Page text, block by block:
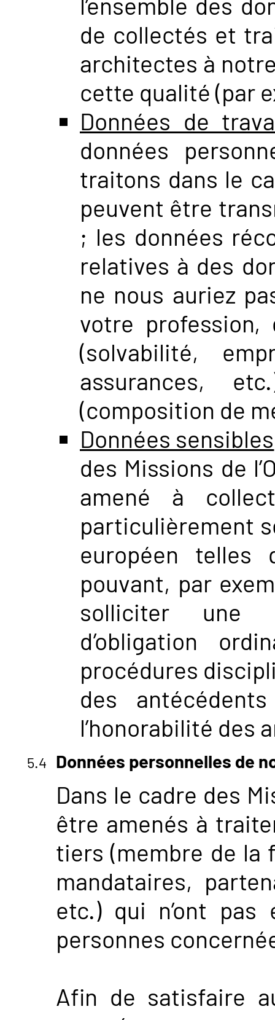
de collectés et
architectes à
cette qualité (par
Données de
données
traitons dans le
peuvent être
; les données
relatives à des
ne nous auriez
votre profession,
(solvabilité,
assurances,
(composition de
Données sensibles
des Missions de
amené à
particulièrement
européen telles
pouvant, par
solliciter une
d’obligation
procédures
des
l’honorabilité des
Données personnelles de
Dans le cadre des
être amenés à
tiers (membre de la
mandataires,
etc.) qui n’ont
personnes
Afin de satisfaire